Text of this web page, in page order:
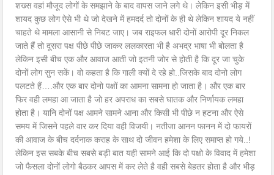
शख्स वहां मौजूद लोगों के समझाने के बाद वापस जाने लगे थे। लेकिन इसी भीड़ में
शायद कुछ लोग ऐसे भी थे जो देखने में हमदर्द तो दोनों के ही थे लेकिन शायद ये नहीं
चाहते थे मामला आसानी से निबट जाए। जब राइफल धारी दोनों आरोपी दूर निकल
जाते हैं तो दूसरा पक्ष पीछे पीछे जाकर ललकारता भी है अभद्र भाषा भी बोलता है
लेकिन इसी बीच एक और आवाज आती जो इतनी जोर से होती है कि दूर जा चुके
दोनों लोग सुन सकें। वो कहता है कि गाली क्यों दे रहे हो..जिसके बाद दोनो लोग
पलटते हैं….और एक बार दोनो पक्षों का आमना सामना हो जाता है। और एक बार
फिर वही लमहा आ जाता है जो हर अपराध का सबसे घातक और निर्णायक लमहा
होता है। यानि दोनों पक्ष आमने सामने आना और किसी भी पीछे न हटना और ऐसे
समय में जिसने पहले वार कर दिया वही विजयी। नतीजा आनन फानन में दो फायरों
की आवाज के बीच दर्दनाक कराह के साथ दो जीवन हमेशा के लिए समाप्त हो गये..!
लेकिन इस सबके बीच सबसे बड़ी बात यही सामने आई कि दो पक्षो के विवाद में हमेशा
जो फैसला दोनों लोगो बैठकर आपस में कर लेते है वही सबसे बेहतर होता है और भीड़